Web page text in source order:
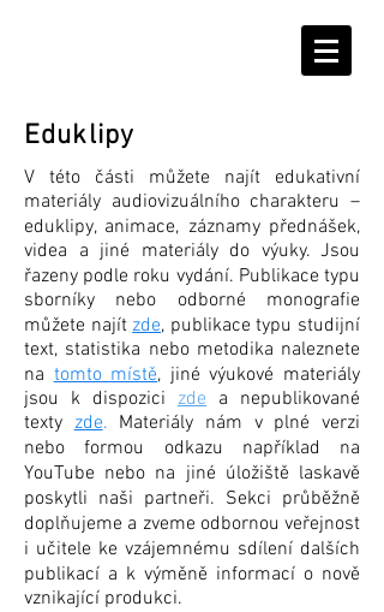
Eduklipy
V této části můžete najít edukativní
materiály audiovizuálního charakteru –
eduklipy, animace, záznamy přednášek,
videa a jiné materiály do výuky. Jsou
řazeny podle roku vydání. Publikace typu
sborníky nebo odborné monografie
můžete najítzde, publikace typu studijní
text, statistika nebo metodika naleznete
natomto místě, jiné výukové materiály
jsou k dispozici zde a nepublikované
textyzde. Materiály nám v plné verzi
nebo formou odkazu například na
YouTube nebo na jiné úložiště laskavě
poskytli naši partneři. Sekci průběžně
doplňujeme a zveme odbornou veřejnost
i učitele ke vzájemnému sdílení dalších
publikací a k výměně informací o nově
vznikající produkci.